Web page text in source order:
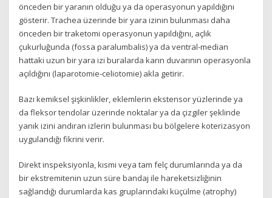
önceden bir yaranın olduğu ya da operasyonun yapıldığını
gösterir. Trachea üzerinde bir yara izinin bulunması daha
önceden bir traketomi operasyonun yapıldığını, açlık
çukurluğunda (fossa paralumbalis) ya da ventral-median
hattaki uzun bir yara izi buralarda karın duvarının operasyonla
açıldığını (laparotomie-celiotomie) akla getirir.
Bazı kemiksel şişkinlikler, eklemlerin ekstensor yüzlerinde ya
da fleksor tendolar üzerinde noktalar ya da çizgiler şeklinde
yanık izini andıran izlerin bulunması bu bölgelere koterizasyon
uygulandığı fikrini verir.
Direkt inspeksiyonla, kısmi veya tam felç durumlarında ya da
bir ekstremitenin uzun süre bandaj ile hareketsizliğinin
sağlandığı durumlarda kas gruplarındaki küçülme (atrophy)